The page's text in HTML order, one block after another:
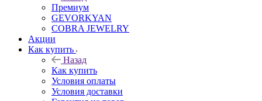
Премиум
GEVORKYAN
COBRA JEWELRY
Акции
Как купить
Назад
Как купить
Условия оплаты
Условия доставки